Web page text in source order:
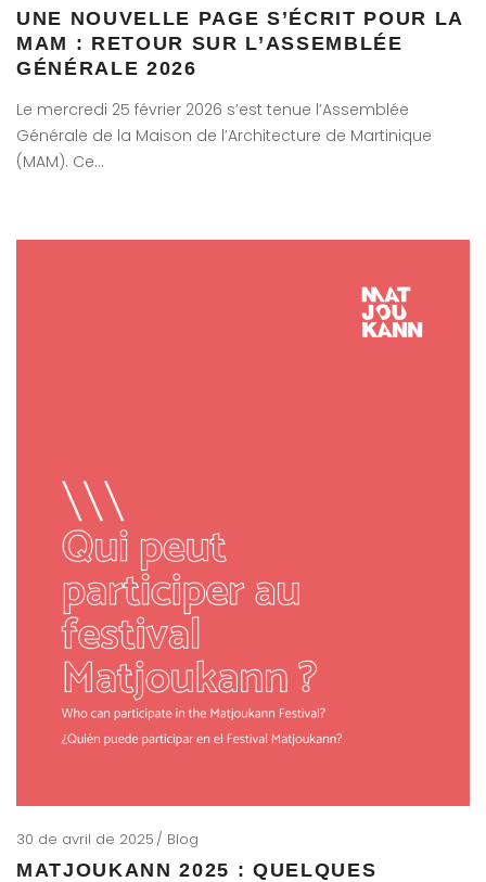
UNE NOUVELLE PAGE S’ÉCRIT POUR LA
MAM : RETOUR SUR L’ASSEMBLÉE
GÉNÉRALE 2026
Le mercredi 25 février 2026 s’est tenue l’Assemblée
Générale de la Maison de l’Architecture de Martinique
(MAM). Ce…
30 de avril de 2025 Blog
MATJOUKANN 2025 : QUELQUES